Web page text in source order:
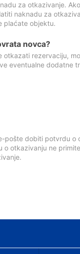
za otkazivanje.
naknadu za
plaćate objektu.
novca?
rezervaciju,
eventualne dodatne
pošte dobiti potvrdu o
o otkazivanju ne